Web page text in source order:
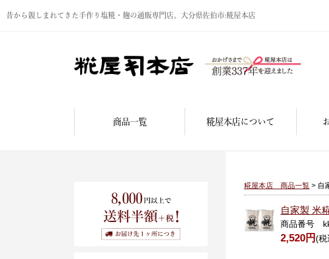
昔から親しまれてきた手作り塩糀・麹の通販専門店。大分県佐伯市:糀屋本店
商品一覧 糀屋本店について
糀屋本店 商品一覧 > 自
自家製 米
商品番号
2,520円(税